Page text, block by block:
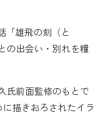
「雄飛の刻（と
の出会い・別れを糧
氏前面監修のもとで
描きおろされたイラ